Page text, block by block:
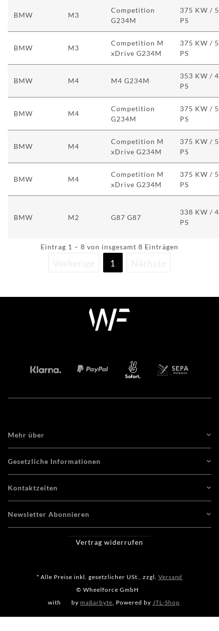
BMW M3
Competition
G234M
375 KW /
PS
BMW M3
Competition M
xDrive G234M
375 KW /
PS
BMW M4 M4 G234M
353 KW /
PS
BMW M4
Competition
G234M
375 KW /
PS
BMW M4
Competition M
xDrive G234M
375 KW /
PS
BMW M4
Competition M
xDrive G234M
375 KW /
PS
BMW M2 G87 G87
338 KW /
PS
Eintrag 1 – 8 von insgesamt 8 Einträgen
1
Mehr über
Gesetzliche Informationen
Kontaktzeiten
Newsletter Abonnieren
Vertrag widerrufen
* Alle Preise inkl. gesetzlicher USt., zzgl. Versand
© Wheelforce GmbH
with
by maßarbyte , Powered by JTL-Shop